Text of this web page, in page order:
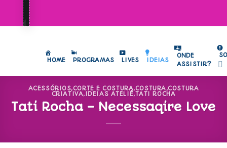
HOME PROGRAMAS LIVES IDEIAS
ONDE
ASSISTIR?
ACESSÓRIOS,CORTE E COSTURA,COSTURA,COSTURA
CRIATIVA, IDEIAS ATELIÊ,TATI ROCHA
Tati Rocha – Necessaqire Love